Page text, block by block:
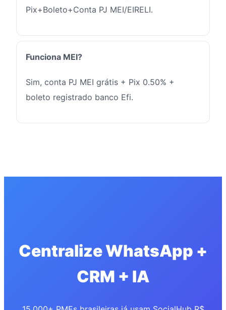
Pix+Boleto+Conta PJ MEI/EIRELI.
Funciona MEI?
Sim, conta PJ MEI grátis + Pix 0.50% +
boleto registrado banco Efi.
Centralize WhatsApp +
CRM + IA